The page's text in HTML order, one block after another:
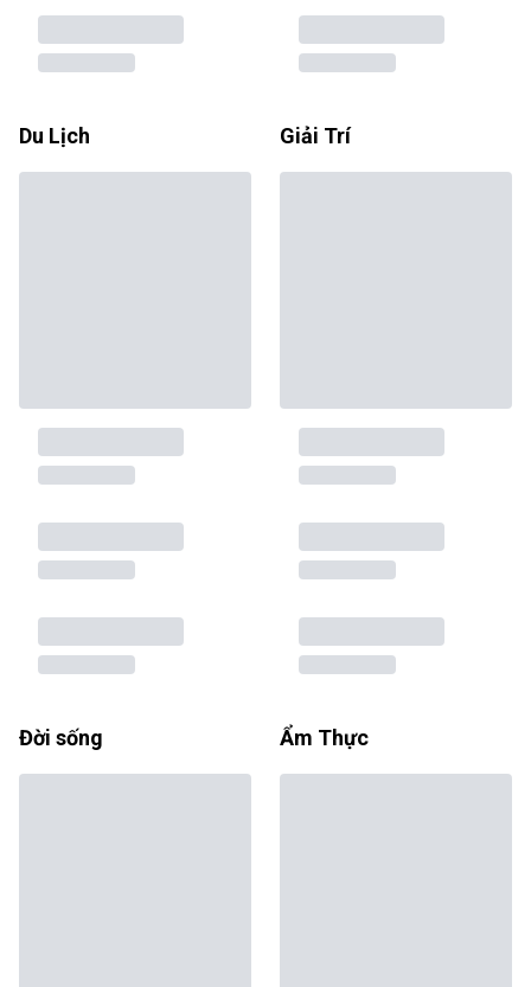
Du Lịch Giải Trí
Đời sống Ẩm Thực